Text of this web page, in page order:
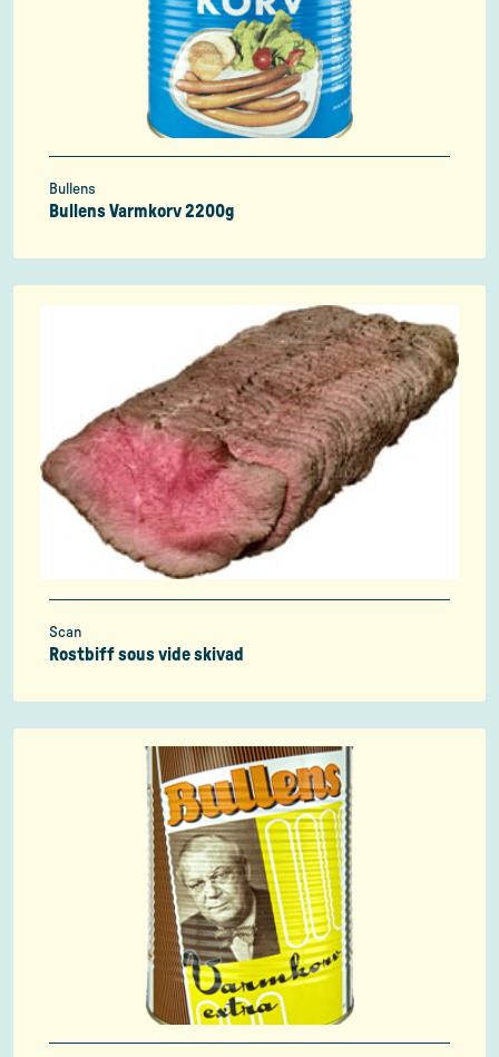
Bullens
Bullens Varmkorv 2200g
Scan
Rostbiff sous vide skivad